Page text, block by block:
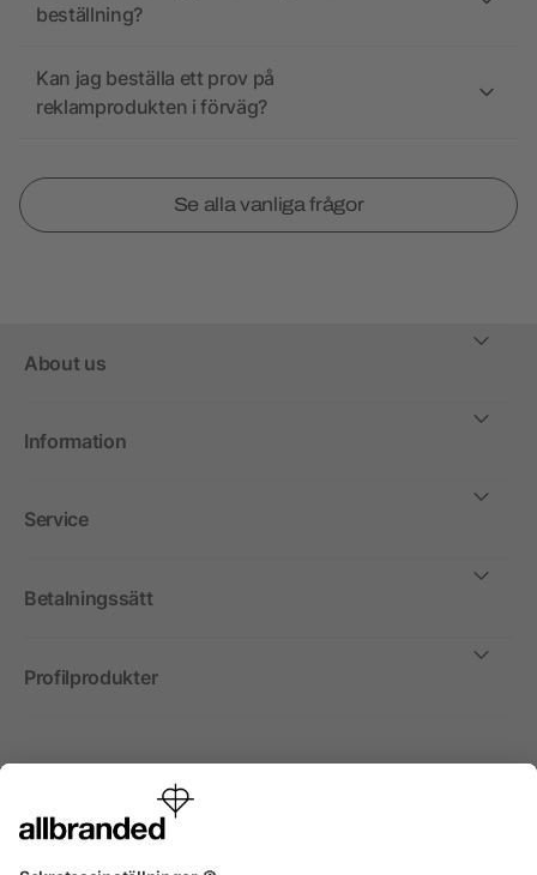
beställning?
Kan jag beställa ett prov på
reklamprodukten i förväg?
Se alla vanliga frågor
About us
Information
Service
Betalningssätt
Profilprodukter
Internationellt